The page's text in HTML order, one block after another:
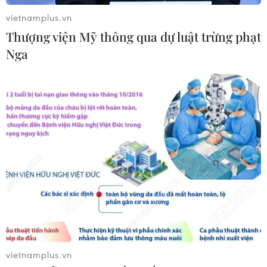
CƠ QUAN CHỦ QUẢN: THÔNG TẤN XÃ VIỆT NAM
Tổng Biên tập: TRẦN TIẾN DUẨN
Phó Tổng Biên tập: NGUYỄN THỊ TÁM, KHÚC THANH
Sở hữu trí tuệ
Quy định sử dụng
Ngôn ngữ
TTXVN
vietnamplus.vn
Thượng viện Mỹ thông qua dự luật trừng phạt
Nga
vietnamplus.vn